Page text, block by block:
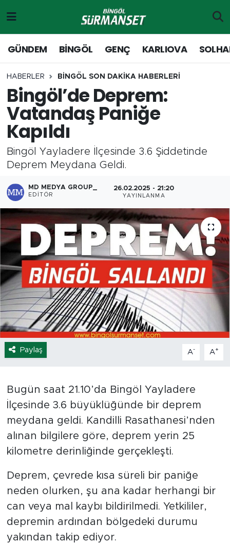
GÜNDEM BİNGÖL GENÇ KARLIOVA
HABERLER BİNGÖL SON DAKİKA HABERLERİ
Bingöl’de Deprem:
Vatandaş Paniğe
Kapıldı
Bingöl Yayladere İlçesinde 3.6 Şiddetinde
Deprem Meydana Geldi.
MD MEDYA GROUP_
EDITÖR
26.02.2025 - 21:20
YAYINLANMA
Paylaş A- A+
Bugün saat 21.10’da Bingöl Yayladere
İlçesinde 3.6 büyüklüğünde bir deprem
meydana geldi. Kandilli Rasathanesi’nden
alınan bilgilere göre, deprem yerin 25
kilometre derinliğinde gerçekleşti.
Deprem, çevrede kısa süreli bir paniğe
neden olurken, şu ana kadar herhangi bir
can veya mal kaybı bildirilmedi. Yetkililer,
depremin ardından bölgedeki durumu
yakından takip ediyor.
Genç
Solhan
Karlıova
Adaklı-Kiğı
Yayladere-Yedisu
MD Prestij Dergisi
Siyaset
Spor
Yaşam
Sağlık
Eğitim
Ekonomi
Tavz Der
Bingöl Kaza Haberleri
Merkez Hava Durumu
Merkez Trafik Yoğunluk Haritası
Süper Lig Puan Durumu ve Fikstür
Tüm Manşetler
Son Dakika Haberleri
Haber Arşivi